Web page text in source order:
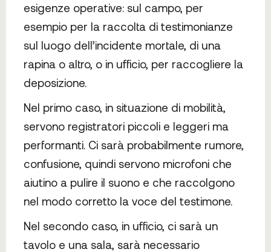
esigenze operative: sul campo, per
esempio per la raccolta di testimonianze
sul luogo dell’incidente mortale, di una
rapina o altro, o in ufficio, per raccogliere la
deposizione.
Nel primo caso, in situazione di mobilità,
servono registratori piccoli e leggeri ma
performanti. Ci sarà probabilmente rumore,
confusione, quindi servono microfoni che
aiutino a pulire il suono e che raccolgono
nel modo corretto la voce del testimone.
Nel secondo caso, in ufficio, ci sarà un
tavolo e una sala, sarà necessario